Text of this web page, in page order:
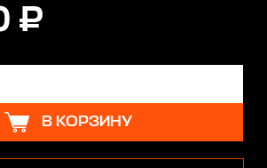
₽
В КОРЗИНУ